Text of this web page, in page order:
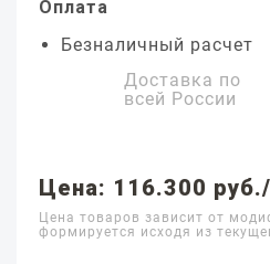
Оплата
Безналичный расчет
Доставка по
всей России
Цена: 116.300
Цена товаров зависит от
формируется исходя из